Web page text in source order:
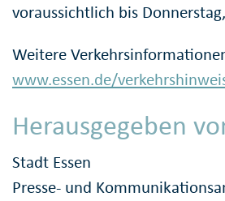
voraussichtlich bis
Weitere
www.essen.de/
Herausgegeben
Stadt Essen
Presse- und